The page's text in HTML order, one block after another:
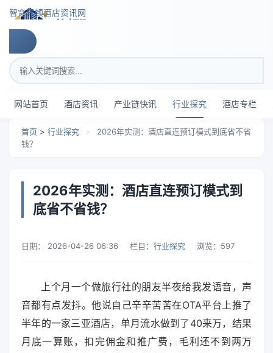
跳转到主要内容
智穹界顿酒店资讯网
搜索关键词
网站首页 酒店资讯 产业链快讯 行业探究 酒店专栏
首页 > 行业探究 >
2026年实测：酒店直连预订模式到底省不省
钱？
2026年实测：酒店直连预订模式到
底省不省钱？
日期： 2026-04-26 06:36 栏目： 行业探究 浏览： 597
上个月一个做旅行社的朋友半夜给我发语音，声
音都有点发抖。他说自己辛辛苦苦在OTA平台上推了
半年的一家三亚酒店，单月流水做到了40来万，结果
月底一算账，扣完佣金和推广费，毛利还不到两万